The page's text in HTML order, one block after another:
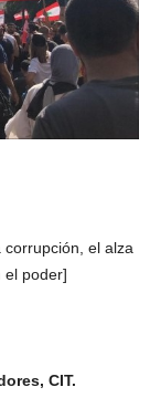
el alza
el poder]
CIT.